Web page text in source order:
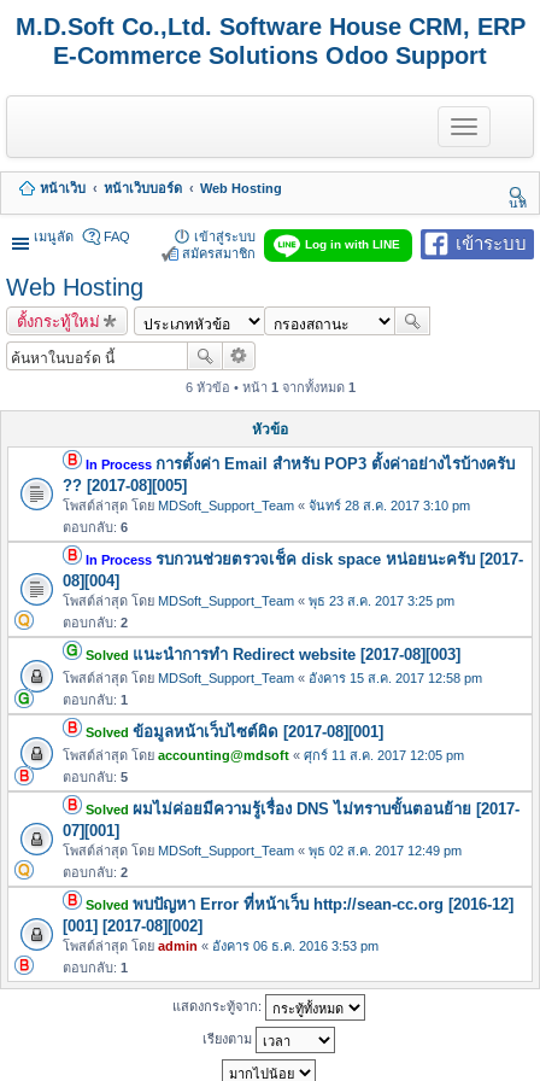
M.D.Soft Co.,Ltd. Software House CRM, ERP
E-Commerce Solutions Odoo Support
T
o
g
e
n
a
หน้าเว็บ หน้าเว็บบอร์ด
Web Hosting
นห
า
เมนูลัด
เข้าระบบ
Log in with LINE
FAQ
เข้าสู่ระบบ
สมัครสมาชิก
Web Hosting
ตั้งกระทู้ใหม่
6 หัวข้อ • หน้า 1 จากทั้งหมด 1
หัวข้อ
In Process การตั้งค่า Email สำหรับ POP3 ตั้งค่าอย่างไรบ้างครับ
?? [2017-08][005]
โพสต์ล่าสุด โดย MDSoft_Support_Team « จันทร์ 28 ส.ค. 2017 3:10 pm
ตอบกลับ: 6
In Process รบกวนช่วยตรวจเช็ค disk space หน่อยนะครับ [2017-
08][004]
โพสต์ล่าสุด โดย MDSoft_Support_Team « พุธ 23 ส.ค. 2017 3:25 pm
ตอบกลับ: 2
Solved แนะนำการทำ Redirect website [2017-08][003]
โพสต์ล่าสุด โดย MDSoft_Support_Team « อังคาร 15 ส.ค. 2017 12:58 pm
ตอบกลับ: 1
Solved ข้อมูลหน้าเว็บไซต์ผิด [2017-08][001]
โพสต์ล่าสุด โดย accounting@mdsoft « ศุกร์ 11 ส.ค. 2017 12:05 pm
ตอบกลับ: 5
Solved ผมไม่ค่อยมีความรู้เรื่อง DNS ไม่ทราบขั้นตอนย้าย [2017-
07][001]
โพสต์ล่าสุด โดย MDSoft_Support_Team « พุธ 02 ส.ค. 2017 12:49 pm
ตอบกลับ: 2
Solved พบปัญหา Error ที่หน้าเว็บ http://sean-cc.org [2016-12]
[001] [2017-08][002]
โพสต์ล่าสุด โดย admin « อังคาร 06 ธ.ค. 2016 3:53 pm
ตอบกลับ: 1
แสดงกระทู้จาก:
เรียงตาม